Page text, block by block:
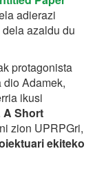
adierazi
azaldu du
protagonista
Adamek,
ikusi
A Short
zion UPRPGri,
ekiteko